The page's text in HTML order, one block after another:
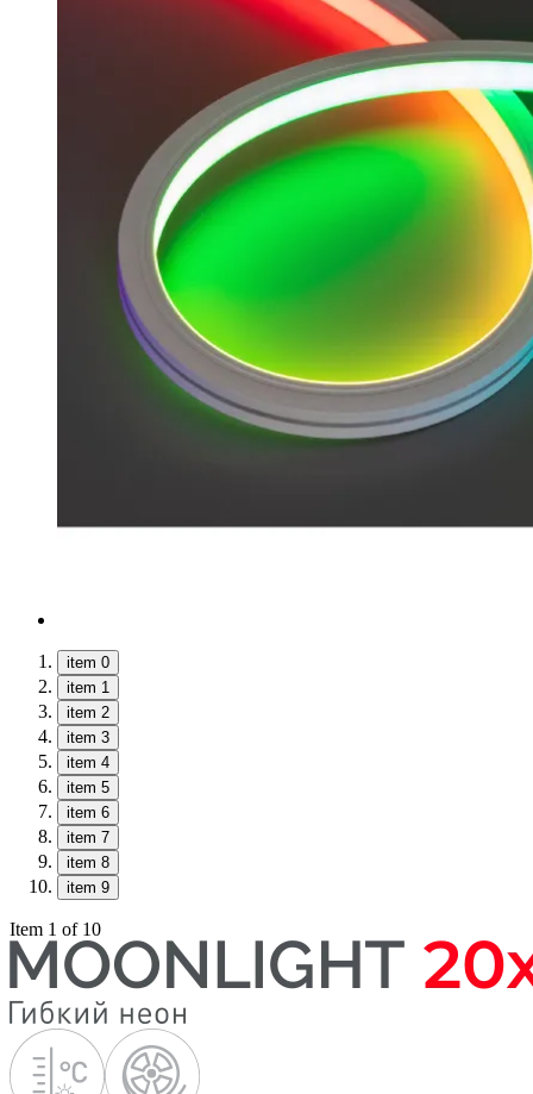
item 0
item 1
item 2
item 3
item 4
item 5
item 6
item 7
item 8
item 9
Item 1 of 10